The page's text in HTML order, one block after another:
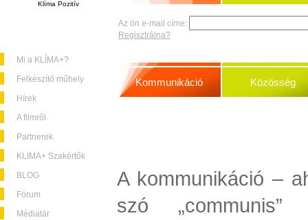
Klíma Pozitív
Mi a KLÍMA+?
Felkészítő műhely
Hírek
A filmről
Partnerek
KLIMA+ Szakértők
BLOG
Fórum
Médiatár
Az ön e-mail címe:
Regisztrálna?
Kommunikáció Közösség
A kommunikáció –
szó „communis”